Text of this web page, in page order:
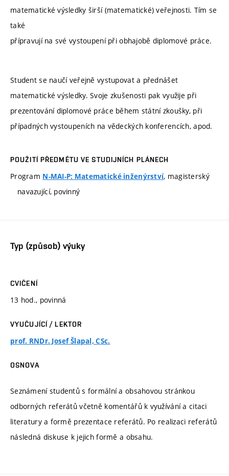
matematické výsledky širší (matematické) veřejnosti. Tím se
také
přípravují na své vystoupení při obhajobě diplomové práce.
Student se naučí veřejně vystupovat a přednášet
matematické výsledky. Svoje zkušenosti pak využije při
prezentování diplomové práce během státní zkoušky, při
případných vystoupeních na vědeckých konferencích, apod.
POUŽITÍ PŘEDMĚTU VE STUDIJNÍCH PLÁNECH
Program N-MAI-P: Matematické inženýrství, magisterský
navazující, povinný
Typ (způsob) výuky
CVIČENÍ
13 hod., povinná
VYUČUJÍCÍ / LEKTOR
prof. RNDr. Josef Šlapal, CSc.
OSNOVA
Seznámení studentů s formální a obsahovou stránkou
odborných referátů včetně komentářů k využívání a citaci
literatury a formě prezentace referátů. Po realizaci referátů
následná diskuse k jejich formě a obsahu.